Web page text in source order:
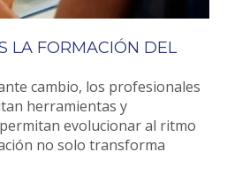
LA FORMACIÓN DEL
cambio, los profesionales
herramientas y
evolucionar al ritmo
no solo transforma